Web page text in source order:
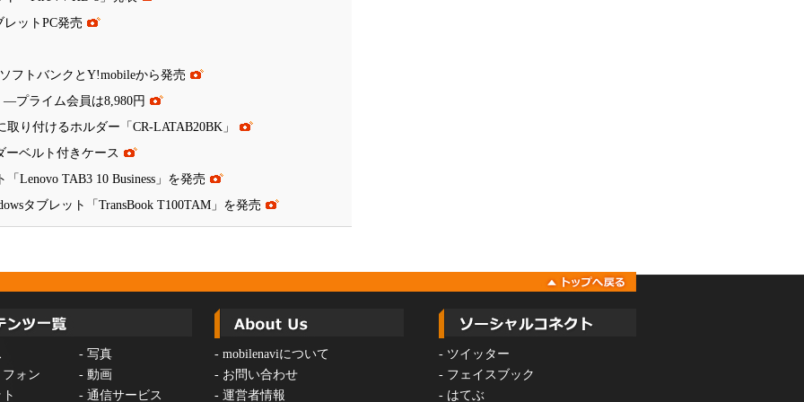
ットPC発売
フトバンクとY!mobileから発売
―プライム会員は8,980円
り付けるホルダー「CR-LATAB20BK」
ーベルト付きケース
Lenovo TAB3 10 Business」を発売
タブレット「TransBook T100TAM」を発売
- 写真
ォン
- 動画
- 通信サービス
- mobilenaviについて
- お問い合わせ
- 運営者情報
- ツイッター
- フェイスブック
- はてぶ